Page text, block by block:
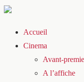
Accueil
Cinema
Avant-
A l’affiche